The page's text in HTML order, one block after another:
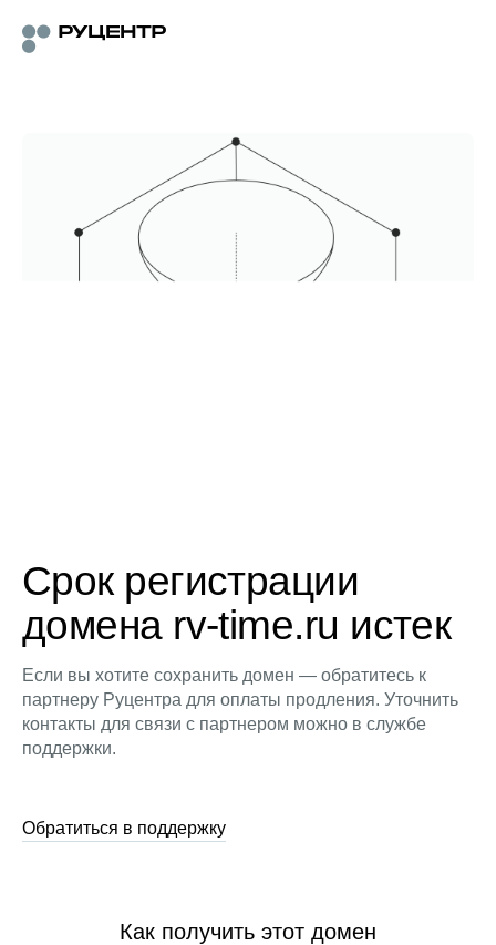
Срок регистрации
домена rv-time.ru истек
Если вы хотите сохранить домен — обратитесь к
партнеру Руцентра для оплаты продления. Уточнить
контакты для связи с партнером можно в службе
поддержки.
Обратиться в поддержку
Как получить этот домен